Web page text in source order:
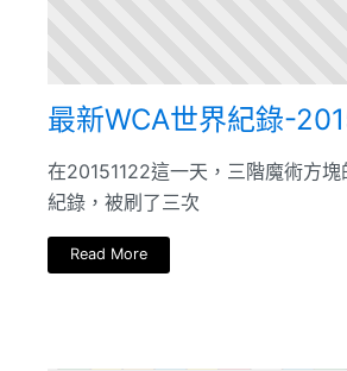
最新WCA世界紀錄-
在20151122這一天，三階魔術方
紀錄，被刷了三次
Read More